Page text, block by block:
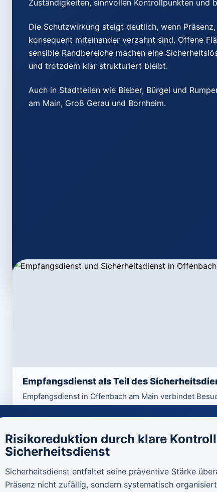
Zuständigkeiten, sinnvollen Kontrollpunkten und
Die Schutzwirkung steigt deutlich, wenn
konsequent miteinander verzahnt sind. Offene
sensible Randbereiche machen eine
und trotzdem klar strukturiert bleibt.
Auch in Stadtteilen wie Bieber, Bürgel und
am Main, Groß Gerau und Bornheim.
Empfangsdienst als Teil des
Empfangsdienst in Offenbach am Main verbindet
repräsentative Sicherheit als fester Bestandteil
Risikoreduktion durch klare
Sicherheitsdienst
Sicherheitsdienst entfaltet seine präventive Stärke
Präsenz nicht zufällig, sondern systematisch